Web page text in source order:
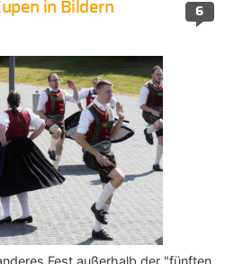
6
in Bildern
Fest außerhalb der "fünften